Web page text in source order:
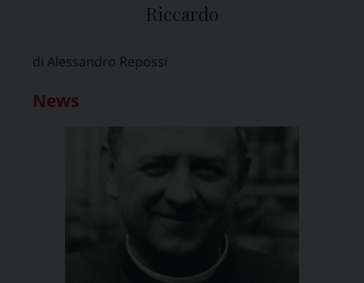
Riccardo
di Alessandro Repossi
News